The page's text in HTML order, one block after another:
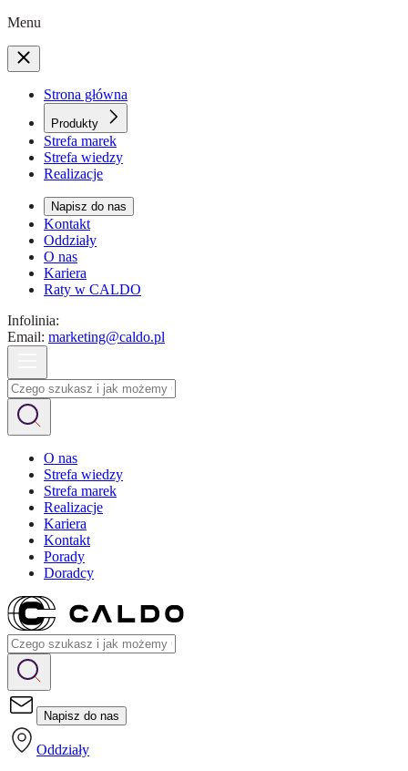
Menu
Strona główna
Produkty
Strefa marek
Strefa wiedzy
Realizacje
Napisz do nas
Kontakt
Oddziały
O nas
Kariera
Raty w CALDO
Infolinia:
Email: marketing@caldo.pl
O nas
Strefa wiedzy
Strefa marek
Realizacje
Kariera
Kontakt
Porady
Doradcy
Napisz do nas
Oddziały